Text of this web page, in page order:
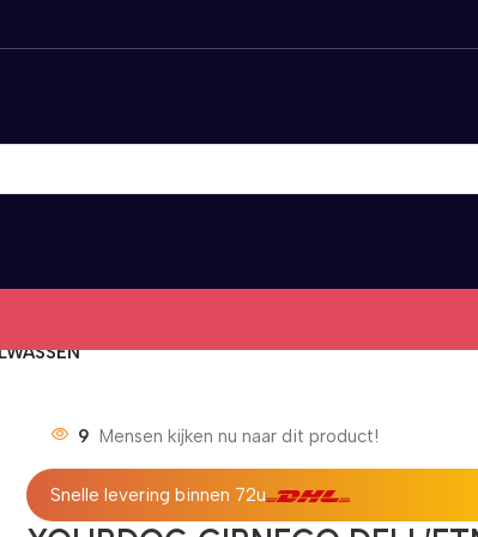
9 Mensen kijken nu naar dit product!
Snelle levering binnen 72u